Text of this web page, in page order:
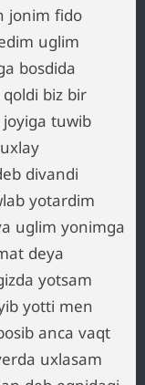
jonim fido
uglim
bosdida
biz bir
tuwib
divandi
yotardim
uglim yonimga
deya
yotsam
yotti men
anca vaqt
uxlasam